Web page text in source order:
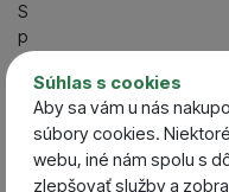
Súhlas s cookies
Aby sa vám u nás
súbory cookies.
webu, iné nám spolu s
zlepšovať služby a
S
p
ô